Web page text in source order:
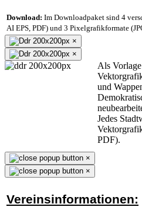
Download: Im Downloadpaket sind 4
AI EPS, PDF) und 3 Pixelgrafikformate
×
×
Als
und
Jedes
PDF).
×
×
Vereinsinformationen: